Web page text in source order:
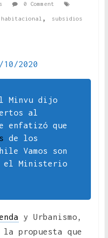
0 Comment
, subsidios
10/2020
dijo
al
enfatizó que
de los
Vamos son
el Ministerio
y Urbanismo,
propuesta que